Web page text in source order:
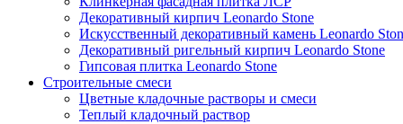
Декоративный кирпич Leonardo Stone
Искусственный декоративный камень Leonardo
Декоративный ригельный кирпич Leonardo Stone
Гипсовая плитка Leonardo Stone
Строительные смеси
Цветные кладочные растворы и смеси
Теплый кладочный раствор